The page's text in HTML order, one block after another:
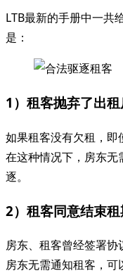
LTB最新的手册中一共
是：
1）租客抛弃了出
如果租客没有欠租，即
在这种情况下，房东
逐。
2）租客同意结束
房东、租客曾经签署协
房东无需通知租客，